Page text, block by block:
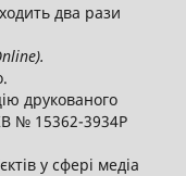
два рази
nline).
друкованого
№ 15362-3934Р
у сфері медіа